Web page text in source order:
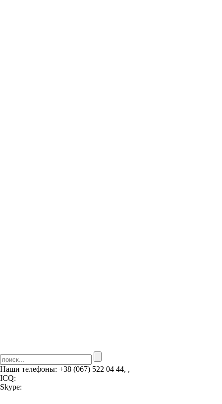
Наши телефоны: +38 (067) 522 04 44, ,
ICQ:
Skype: